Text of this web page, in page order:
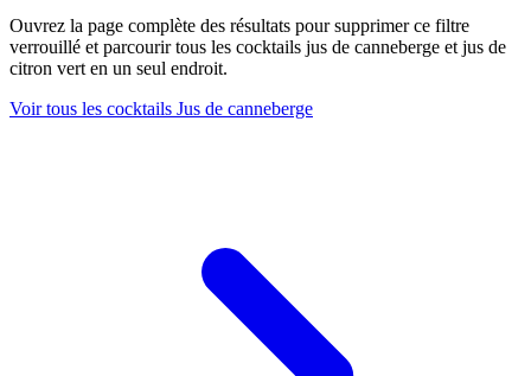
Ouvrez la page complète des résultats pour supprimer ce filtre
verrouillé et parcourir tous les cocktails jus de canneberge et jus de
citron vert en un seul endroit.
Voir tous les cocktails Jus de canneberge